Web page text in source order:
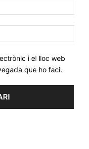
web:
i el lloc web
que ho faci.